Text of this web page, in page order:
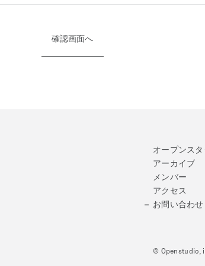
オープンス
アーカイブ
メンバー
アクセス
お問い合わせ
© Openstudio,